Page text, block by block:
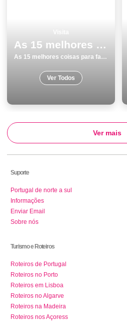
As 15 melhores coisas para fazer e visitar em PÃ³voa de Varzim
As 15 melhores coisas para fazer e visitar em PÃ³voa de Varzim
Ver Todos
Ver mais
Suporte
Portugal de norte a sul
Informações
Enviar Email
Sobre nós
Turismo e Roteiros
Roteiros de Portugal
Roteiros no Porto
Roteiros em Lisboa
Roteiros no Algarve
Roteiros na Madeira
Roteiros nos Açoress